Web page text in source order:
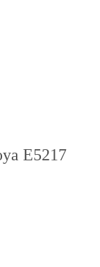
E5217